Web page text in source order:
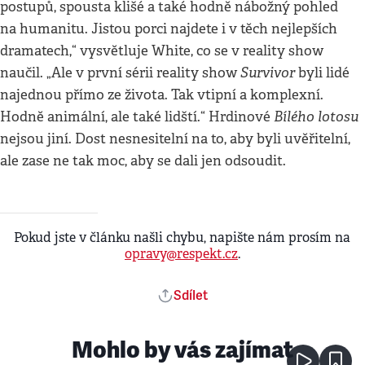
postupů, spousta klišé a také hodně nábožný pohled
na humanitu. Jistou porci najdete i v těch nejlepších
dramatech,“ vysvětluje White, co se v reality show
naučil. „Ale v první sérii reality showSurvivorbyli lidé
najednou přímo ze života. Tak vtipní a komplexní.
Hodně animální, ale také lidští.“ Hrdinové Bílého lotosu
nejsou jiní. Dost nesnesitelní na to, aby byli uvěřitelní,
ale zase ne tak moc, aby se dali jen odsoudit.
Pokud jste v článku našli chybu, napište nám prosím na
opravy@respekt.cz.
Sdílet
Mohlo by vás zajímat